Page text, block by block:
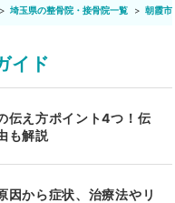
埼玉県の整骨院・接骨院一覧 朝霞市
イド
伝え方ポイント4つ！伝
も解説
因から症状、治療法やリ